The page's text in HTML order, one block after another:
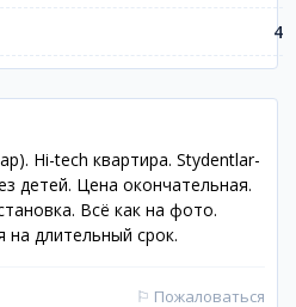
4
Hi-tech квартира. Stydentlar-
детей. Цена окончательная.
Всё как на фото.
на длительный срок.
⚐ Пожаловаться